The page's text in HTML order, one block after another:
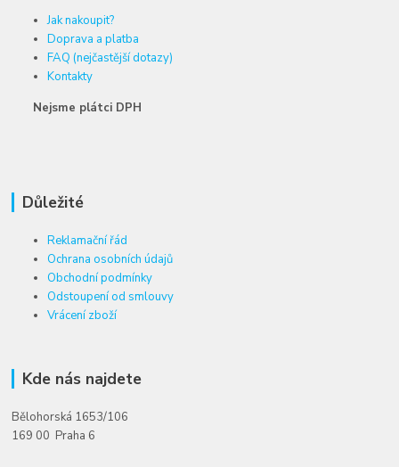
Jak nakoupit?
Doprava a platba
FAQ (nejčastější dotazy)
Kontakty
Nejsme plátci DPH
Důležité
Reklamační řád
Ochrana osobních údajů
Obchodní podmínky
Odstoupení od smlouvy
Vrácení zboží
Kde nás najdete
Bělohorská 1653/106
169 00 Praha 6